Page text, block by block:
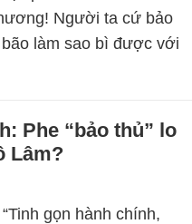
Người ta cứ bảo
làm sao bì được với
Phe “bảo thủ” lo
Lâm?
gọn hành chính,